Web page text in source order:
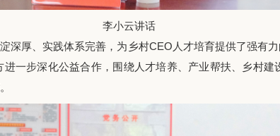
李小云讲话
深厚、实践体系完善，为乡村CEO人才培育提供了强有
一步深化公益合作，围绕人才培养、产业帮扶、乡村